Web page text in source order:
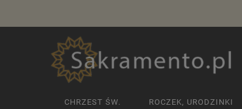
CHRZEST ŚW. ROCZEK, URODZINKI